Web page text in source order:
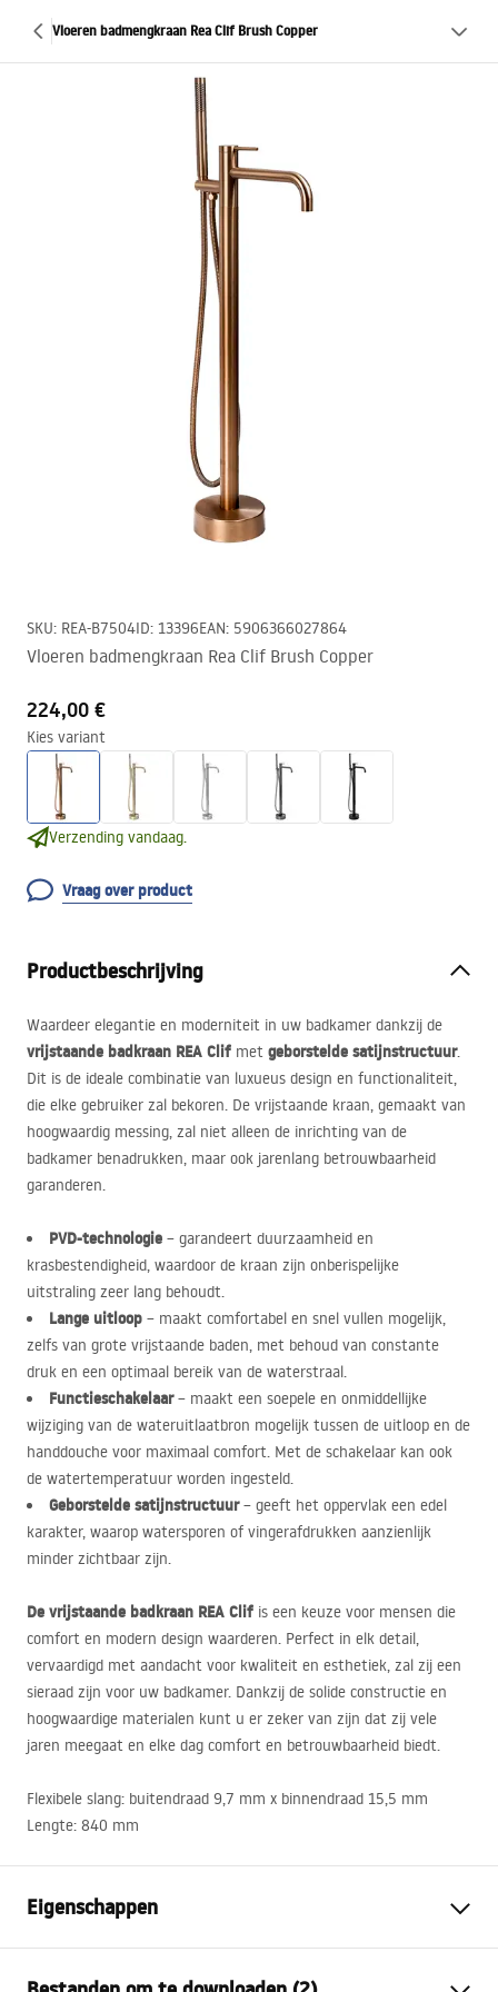
Vloeren badmengkraan Rea Clif Brush Copper
SKU: REA-B7504ID: 13396EAN: 5906366027864
Vloeren badmengkraan Rea Clif Brush Copper
224,00 €
Kies variant
Verzending vandaag.
Vraag over product
Productbeschrijving
Waardeer elegantie en moderniteit in uw badkamer dankzij de
vrijstaande badkraan REA Clif met geborstelde satijnstructuur.
Dit is de ideale combinatie van luxueus design en functionaliteit,
die elke gebruiker zal bekoren. De vrijstaande kraan, gemaakt van
hoogwaardig messing, zal niet alleen de inrichting van de
badkamer benadrukken, maar ook jarenlang betrouwbaarheid
garanderen.
PVD-technologie – garandeert duurzaamheid en
krasbestendigheid, waardoor de kraan zijn onberispelijke
uitstraling zeer lang behoudt.
Lange uitloop – maakt comfortabel en snel vullen mogelijk,
zelfs van grote vrijstaande baden, met behoud van constante
druk en een optimaal bereik van de waterstraal.
Functieschakelaar– maakt een soepele en onmiddellijke
wijziging van de wateruitlaatbron mogelijk tussen de uitloop en de
handdouche voor maximaal comfort. Met de schakelaar kan ook
de watertemperatuur worden ingesteld.
Geborstelde satijnstructuur– geeft het oppervlak een edel
karakter, waarop watersporen of vingerafdrukken aanzienlijk
minder zichtbaar zijn.
De vrijstaande badkraan REA Clif is een keuze voor mensen die
comfort en modern design waarderen. Perfect in elk detail,
vervaardigd met aandacht voor kwaliteit en esthetiek, zal zij een
sieraad zijn voor uw badkamer. Dankzij de solide constructie en
hoogwaardige materialen kunt u er zeker van zijn dat zij vele
jaren meegaat en elke dag comfort en betrouwbaarheid biedt.
Flexibele slang: buitendraad 9,7 mm x binnendraad 15,5 mm
Lengte: 840 mm
Eigenschappen